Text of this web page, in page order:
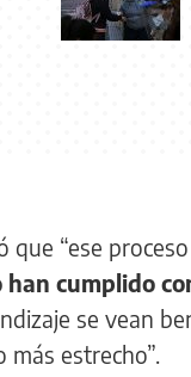
que “ese proceso
cumplido
se vean
estrecho”.